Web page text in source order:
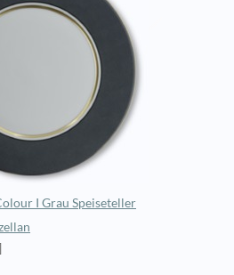
I Grau Speiseteller